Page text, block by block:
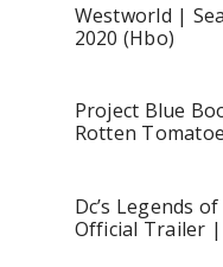
Westworld |
2020 (Hbo)
Project Blue
Rotten
Dc’s Legends
Official Trailer |